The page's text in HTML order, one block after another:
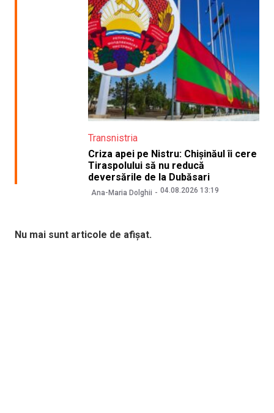
Transnistria
Criza apei pe Nistru: Chișinăul îi cere
Tiraspolului să nu reducă
deversările de la Dubăsari
Ana-Maria Dolghii 04.08.2026 13:19
Nu mai sunt articole de afișat.